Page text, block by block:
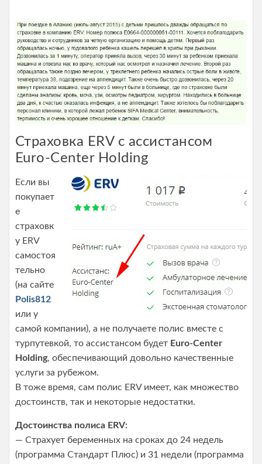
Страховка ERV c ассистансом
Euro-Center Holding
Если вы
покупает
е
страховк
у ERV
самостоя
тельно
(на сайте
Polis812
или у
самой компании), а не получаете полис вместе с
турпутевкой, то ассистансом будет Euro-Center
Holding, обеспечивающий довольно качественные
услуги за рубежом.
В тоже время, сам полис ERV имеет, как множество
достоинств, так и некоторые недостатки.
Достоинства полиса ERV:
— Страхует беременных на сроках до 24 недель
(программа Стандарт Плюс) и 31 недели (программа